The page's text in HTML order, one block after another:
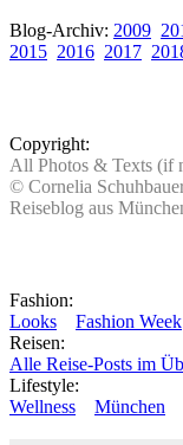
Blog-Archiv: 2009
2015 2016 2017
Copyright:
All Photos & Texts (if
© Cornelia
Reiseblog aus
Fashion:
Looks
Fashion Week
Reisen:
Alle Reise-Posts im
Lifestyle:
Wellness
München